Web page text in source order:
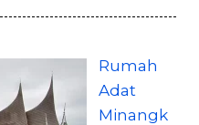
Rumah
Adat
Minangk